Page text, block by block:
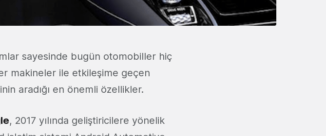
sayesinde bugün otomobiller hiç
makineler ile etkileşime geçen
aradığı en önemli özellikler.
, 2017 yılında geliştiricilere yönelik